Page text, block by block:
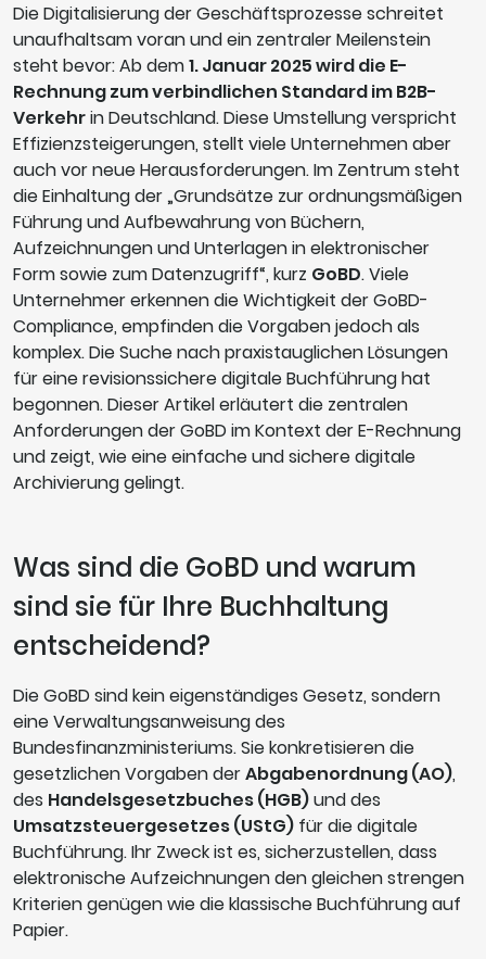
Die Digitalisierung der Geschäftsprozesse schreitet
unaufhaltsam voran und ein zentraler Meilenstein
steht bevor: Ab dem1. Januar 2025 wird die E-
Rechnung zum verbindlichen Standard im B2B-
Verkehrin Deutschland. Diese Umstellung verspricht
Effizienzsteigerungen, stellt viele Unternehmen aber
auch vor neue Herausforderungen. Im Zentrum steht
die Einhaltung der „Grundsätze zur ordnungsmäßigen
Führung und Aufbewahrung von Büchern,
Aufzeichnungen und Unterlagen in elektronischer
Form sowie zum Datenzugriff“, kurz GoBD. Viele
Unternehmer erkennen die Wichtigkeit der GoBD-
Compliance, empfinden die Vorgaben jedoch als
komplex. Die Suche nach praxistauglichen Lösungen
für eine revisionssichere digitale Buchführung hat
begonnen. Dieser Artikel erläutert die zentralen
Anforderungen der GoBD im Kontext der E-Rechnung
und zeigt, wie eine einfache und sichere digitale
Archivierung gelingt.
Was sind die GoBD und warum
sind sie für Ihre Buchhaltung
entscheidend?
Die GoBD sind kein eigenständiges Gesetz, sondern
eine Verwaltungsanweisung des
Bundesfinanzministeriums. Sie konkretisieren die
gesetzlichen Vorgaben derAbgabenordnung (AO),
des Handelsgesetzbuches (HGB)und des
Umsatzsteuergesetzes (UStG) für die digitale
Buchführung. Ihr Zweck ist es, sicherzustellen, dass
elektronische Aufzeichnungen den gleichen strengen
Kriterien genügen wie die klassische Buchführung auf
Papier.